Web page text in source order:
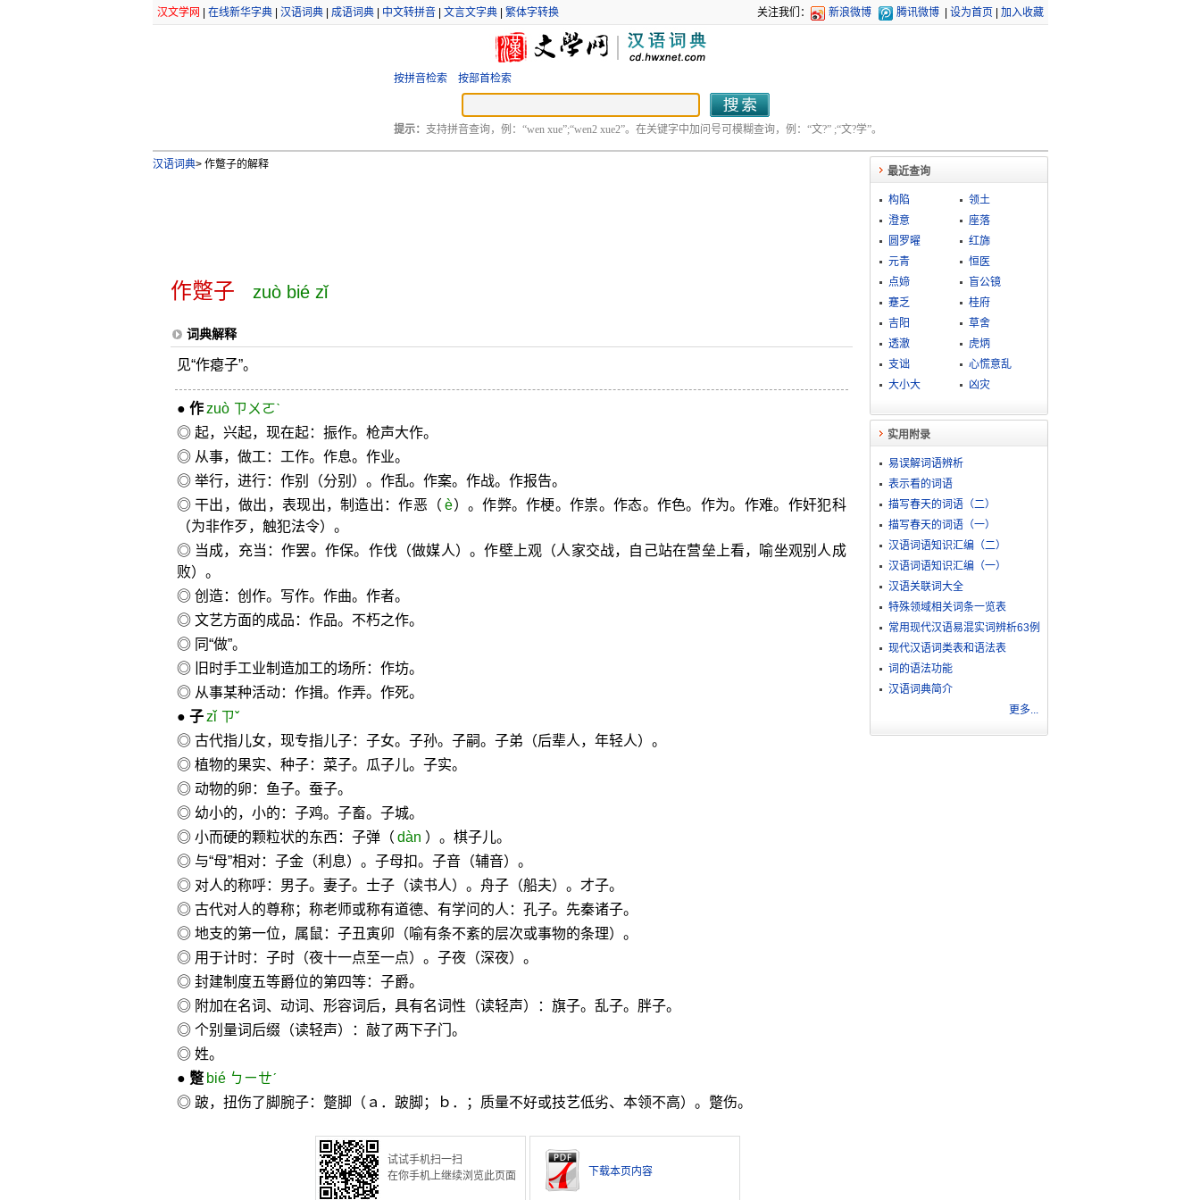
汉文学网 在线新华字典| 汉语词典| 成语词典| 中文转拼音| 文言文字典| 繁体字转换 关注我们： 新浪微博 腾讯微博 设为首页 加入收藏
按拼音检索 按部首检索
提示： 支持拼音查询，例：“wen xue”;“wen2 xue2”。在关键字中加问号可模糊查询，例：“文?” ;“文?学”。
汉语词典>作蹩子的解释
作蹩子 zuò bié zǐ
词典解释
见“作瘪子”。
● 作 zuò ㄗㄨㄛˋ
◎ 起，兴起，现在起：振作。枪声大作。
◎ 从事，做工：工作。作息。作业。
◎ 举行，进行：作别（分别）。作乱。作案。作战。作报告。
◎ 干出，做出，表现出，制造出：作恶（ è）。作弊。作梗。作祟。作态。作色。作为。作难。作奸犯科
（为非作歹，触犯法令）。
◎ 当成，充当：作罢。作保。作伐（做媒人）。作壁上观（人家交战，自己站在营垒上看，喻坐观别人成
败）。
◎ 创造：创作。写作。作曲。作者。
◎ 文艺方面的成品：作品。不朽之作。
◎ 同“做”。
◎ 旧时手工业制造加工的场所：作坊。
◎ 从事某种活动：作揖。作弄。作死。
● 子 zǐ ㄗˇ
◎ 古代指儿女，现专指儿子：子女。子孙。子嗣。子弟（后辈人，年轻人）。
◎ 植物的果实、种子：菜子。瓜子儿。子实。
◎ 动物的卵：鱼子。蚕子。
◎ 幼小的，小的：子鸡。子畜。子城。
◎ 小而硬的颗粒状的东西：子弹（ dàn ）。棋子儿。
◎ 与“母”相对：子金（利息）。子母扣。子音（辅音）。
◎ 对人的称呼：男子。妻子。士子（读书人）。舟子（船夫）。才子。
◎ 古代对人的尊称；称老师或称有道德、有学问的人：孔子。先秦诸子。
◎ 地支的第一位，属鼠：子丑寅卯（喻有条不紊的层次或事物的条理）。
◎ 用于计时：子时（夜十一点至一点）。子夜（深夜）。
◎ 封建制度五等爵位的第四等：子爵。
◎ 附加在名词、动词、形容词后，具有名词性（读轻声）：旗子。乱子。胖子。
◎ 个别量词后缀（读轻声）：敲了两下子门。
◎ 姓。
● 蹩 bié ㄅㄧㄝˊ
◎ 跛，扭伤了脚腕子：蹩脚（ａ．跛脚；ｂ．；质量不好或技艺低劣、本领不高）。蹩伤。
试试手机扫一扫
在你手机上继续浏览此页面
下载本页内容
最近查询
构陷
领土
澄意
座落
圆罗曜
红旆
元青
恒医
点媂
盲公镜
蹇乏
桂府
吉阳
草舍
透澈
虎炳
支诎
心慌意乱
大小大
凶灾
实用附录
易误解词语辨析
表示看的词语
描写春天的词语（二）
描写春天的词语（一）
汉语词语知识汇编（二）
汉语词语知识汇编（一）
汉语关联词大全
特殊领域相关词条一览表
常用现代汉语易混实词辨析63例
现代汉语词类表和语法表
词的语法功能
汉语词典简介
更多...